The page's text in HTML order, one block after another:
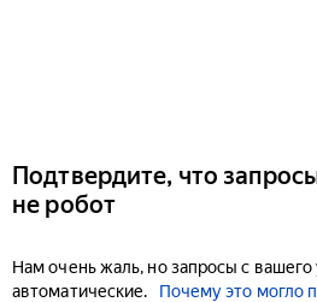
Подтвердите, что
не робот
Нам очень жаль, но запросы с
автоматические.
Почему это могло